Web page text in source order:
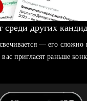
других
— его сложно
вас пригласят раньше